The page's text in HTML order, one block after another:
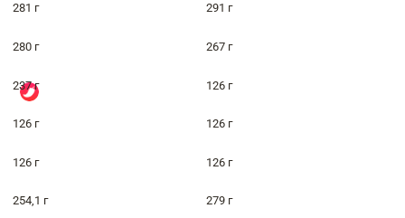
281 г 291 г
280 г 267 г
237 г 126 г
126 г 126 г
126 г 126 г
254,1 г 279 г